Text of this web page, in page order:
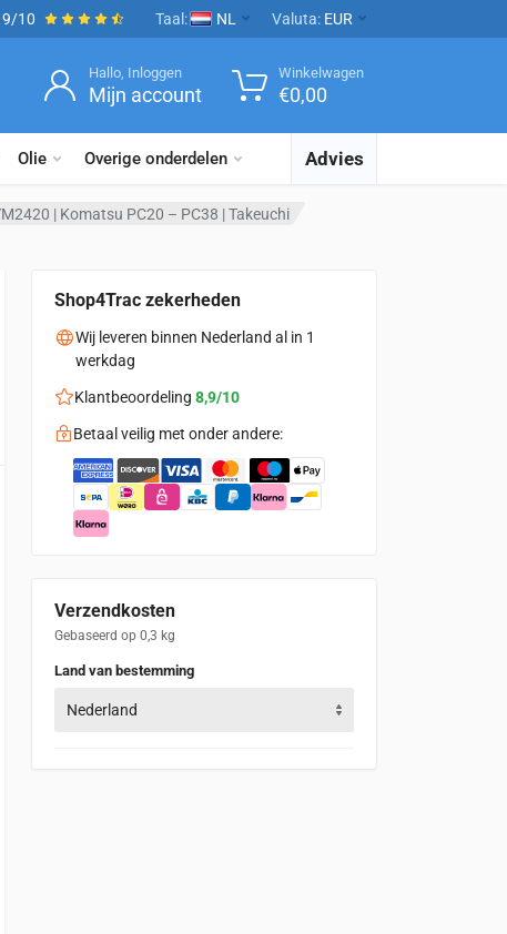
9/10 Taal: NL Valuta: EUR
Olie Overige onderdelen Advies
Hallo, Inloggen
Mijn account
Winkelwagen
€0,00
| Komatsu PC20 – PC38 | Takeuchi
Shop4Trac zekerheden
Wij leveren binnen Nederland al in 1
werkdag
Klantbeoordeling 8,9/10
Betaal veilig met onder andere:
Verzendkosten
Gebaseerd op 0,3 kg
Land van bestemming
Nederland